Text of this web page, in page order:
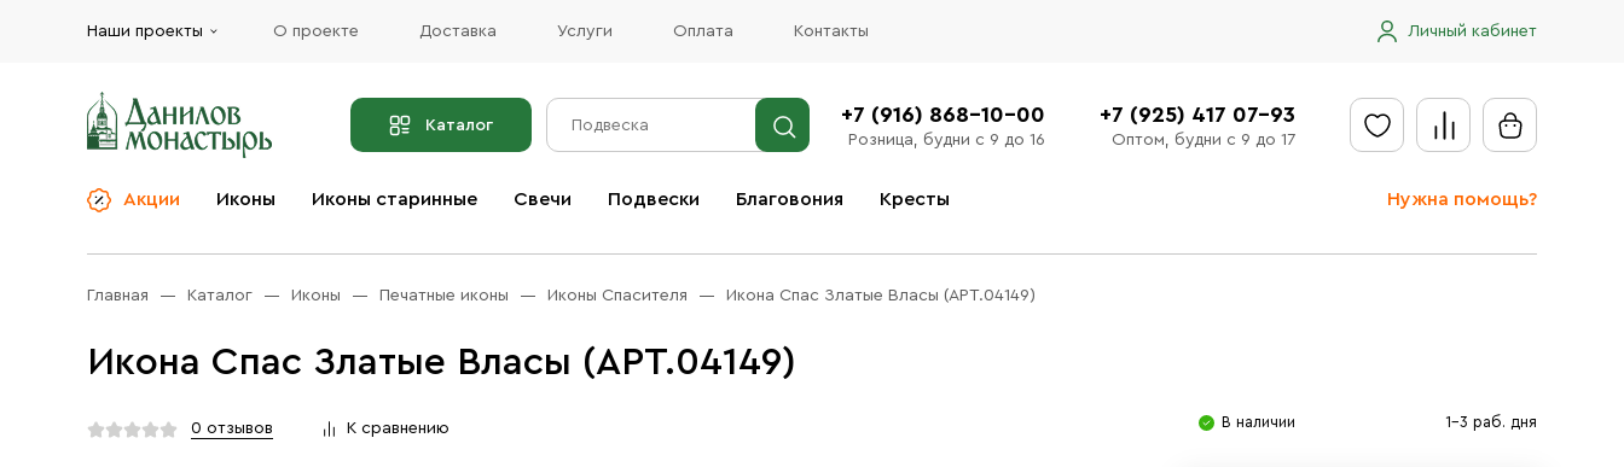
Наши проекты О проекте Доставка Услуги Оплата Контакты Личный кабинет
Каталог +7 (916) 868-10-00
Розница, будни с 9 до 16
+7 (925) 417 07-93
Оптом, будни с 9 до 17
Акции Иконы Иконы старинные Свечи Подвески Благовония Кресты Нужна помощь?
Отправить заявку
Церковная утварь
Иконы
Бренды
Услуги
Главная Каталог Иконы Печатные иконы Иконы Спасителя Икона Спас Златые Власы (АРТ.04149)
Икона Спас Златые Власы (АРТ.04149)
0 отзывов К сравнению В наличии 1-3 раб. дня